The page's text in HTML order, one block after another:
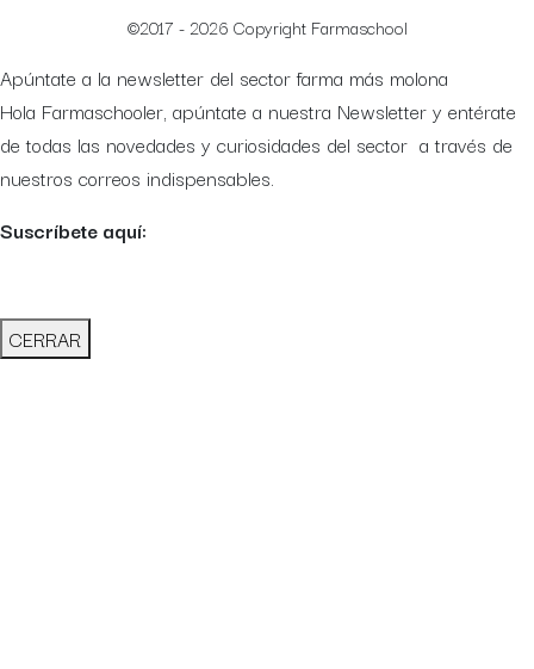
©2017 - 2026 Copyright Farmaschool
Apúntate a la newsletter del sector farma más molona
Hola Farmaschooler, apúntate a nuestra Newsletter y entérate
de todas las novedades y curiosidades del sector a través de
nuestros correos indispensables.
Suscríbete aquí:
CERRAR